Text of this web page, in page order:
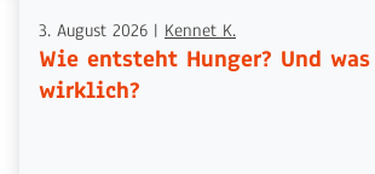
3. August 2026 | Kennet K.
Wie entsteht Hunger? Und
wirklich?